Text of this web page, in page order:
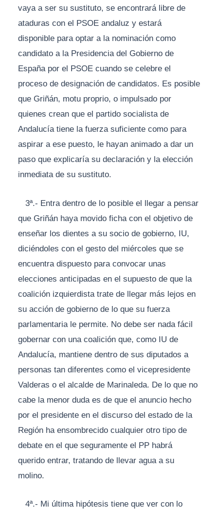
vaya a ser su sustituto, se encontrará libre de
ataduras con el PSOE andaluz y estará
disponible para optar a la nominación como
candidato a la Presidencia del Gobierno de
España por el PSOE cuando se celebre el
proceso de designación de candidatos. Es posible
que Griñán, motu proprio, o impulsado por
quienes crean que el partido socialista de
Andalucía tiene la fuerza suficiente como para
aspirar a ese puesto, le hayan animado a dar un
paso que explicaría su declaración y la elección
inmediata de su sustituto.
3ª.- Entra dentro de lo posible el llegar a pensar
que Griñán haya movido ficha con el objetivo de
enseñar los dientes a su socio de gobierno, IU,
diciéndoles con el gesto del miércoles que se
encuentra dispuesto para convocar unas
elecciones anticipadas en el supuesto de que la
coalición izquierdista trate de llegar más lejos en
su acción de gobierno de lo que su fuerza
parlamentaria le permite. No debe ser nada fácil
gobernar con una coalición que, como IU de
Andalucía, mantiene dentro de sus diputados a
personas tan diferentes como el vicepresidente
Valderas o el alcalde de Marinaleda. De lo que no
cabe la menor duda es de que el anuncio hecho
por el presidente en el discurso del estado de la
Región ha ensombrecido cualquier otro tipo de
debate en el que seguramente el PP habrá
querido entrar, tratando de llevar agua a su
molino.
4ª.- Mi última hipótesis tiene que ver con lo